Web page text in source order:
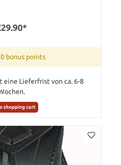
bonus points
eine Lieferfrist von ca. 6-8
shopping cart